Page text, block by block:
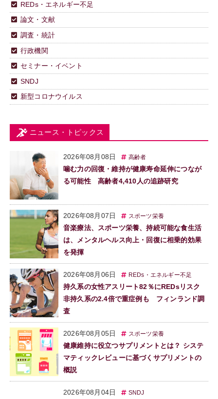
REDs・エネルギー不足
論文・文献
調査・統計
行政機関
セミナー・イベント
SNDJ
新型コロナウイルス
ニュース・トピックス
2026年08月08日 高齢者
噛む力の回復・維持が健康寿命延伸につなが
る可能性 高齢者4,410人の追跡研究
2026年08月07日 スポーツ栄養
音楽療法、スポーツ栄養、持続可能な食生活
は、メンタルヘルス向上・回復に相乗的効果
を発揮
2026年08月06日 REDs・エネルギー不足
持久系の女性アスリート82％にREDsリスク
非持久系の2.4倍で重症例も フィンランド調
査
2026年08月05日 スポーツ栄養
健康維持に役立つサプリメントとは？ システ
マティックレビューに基づくサプリメントの
概説
2026年08月04日 SNDJ